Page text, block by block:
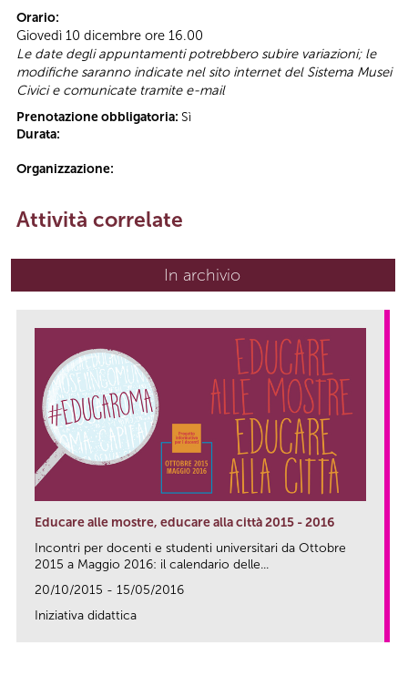
Orario:
Giovedì 10 dicembre ore 16.00
Le date degli appuntamenti potrebbero subire variazioni; le
modifiche saranno indicate nel sito internet del Sistema Musei
Civici e comunicate tramite e-mail
Prenotazione obbligatoria: Sì
Durata:
Organizzazione:
Attività correlate
In archivio
Educare alle mostre, educare alla città 2015 - 2016
Incontri per docenti e studenti universitari da Ottobre
2015 a Maggio 2016: il calendario delle...
20/10/2015 - 15/05/2016
Iniziativa didattica